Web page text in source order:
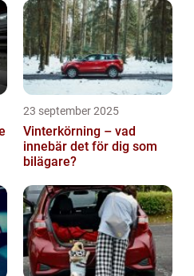
23 september 2025
Vinterkörning – vad
innebär det för dig som
bilägare?